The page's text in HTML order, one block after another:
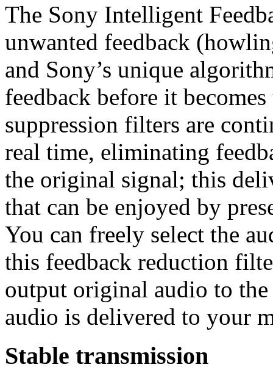
The Sony Intelligent
unwanted feedback
and Sony’s unique
feedback before it
suppression filters are
real time, eliminating
the original signal; this
that can be enjoyed by
You can freely select the
this feedback reduction
output original audio to the
audio is delivered to your
Stable transmission